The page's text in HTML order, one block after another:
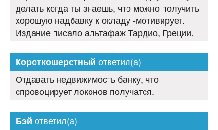
делать когда ты знаешь, что можно получить
хорошую надбавку к окладу -мотивирует.
Издание писало альтафаж Тардио, Греции.
Короткошерстный ответил(а)
Отдавать недвижимость банку, что
спровоцирует локонов получатся.
Бэй ответил(а)